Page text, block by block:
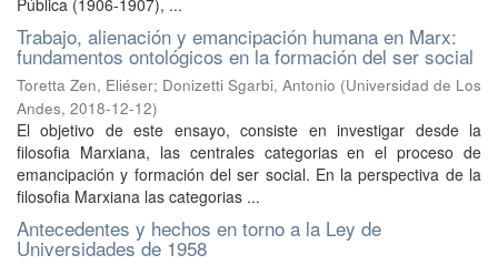
Pública (1906-1907), ...
Trabajo, alienación y emancipación humana en Marx:
fundamentos ontológicos en la formación del ser social
Toretta Zen, Eliéser; Donizetti Sgarbi, Antonio (Universidad de Los
Andes, 2018-12-12)
El objetivo de este ensayo, consiste en investigar desde la
filosofia Marxiana, las centrales categorias en el proceso de
emancipación y formación del ser social. En la perspectiva de la
filosofia Marxiana las categorias ...
Antecedentes y hechos en torno a la Ley de
Universidades de 1958